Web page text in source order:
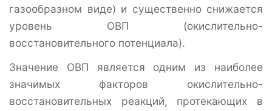
газообразном виде) и существенно снижается
уровень ОВП (окислительно-
восстановительного потенциала).
Значение ОВП является одним из наиболее
значимых факторов окислительно-
восстановительных реакций, протекающих в